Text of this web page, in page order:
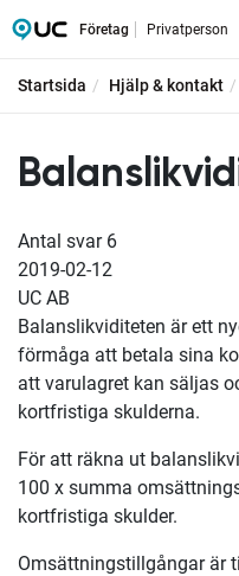
Företag Privatperson
Startsida Hjälp & kontakt
Antal svar 6
2019-02-12
UC AB
Balanslikviditeten är ett
förmåga att betala sina
att varulagret kan säljas
kortfristiga skulderna.
För att räkna ut
100 x summa
kortfristiga skulder.
Omsättningstillgångar är